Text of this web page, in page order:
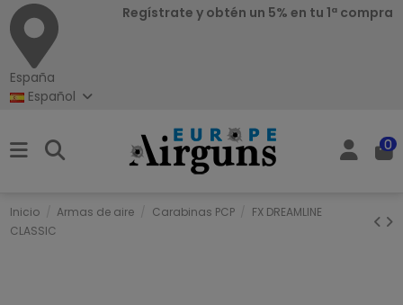
España
Regístrate y obtén un 5% en tu 1ª compra
Español
0
Inicio Armas de aire Carabinas PCP
FX DREAMLINE
CLASSIC